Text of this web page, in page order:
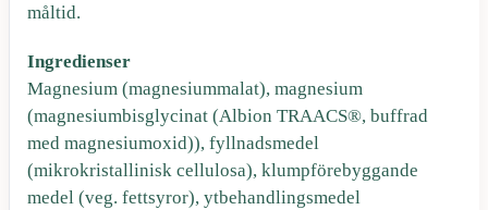
måltid.
Ingredienser
Magnesium (magnesiummalat), magnesium
(magnesiumbisglycinat (Albion TRAACS®, buffrad
med magnesiumoxid)), fyllnadsmedel
(mikrokristallinisk cellulosa), klumpförebyggande
medel (veg. fettsyror), ytbehandlingsmedel